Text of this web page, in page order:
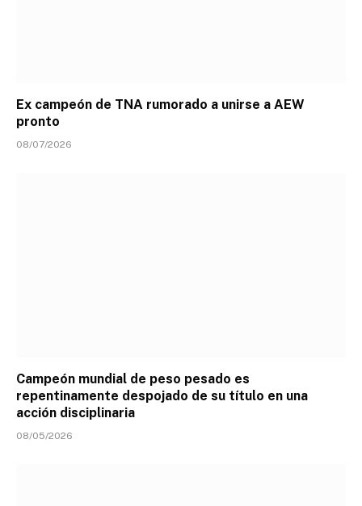
Ex campeón de TNA rumorado a unirse a AEW
pronto
08/07/2026
Campeón mundial de peso pesado es
repentinamente despojado de su título en una
acción disciplinaria
08/05/2026